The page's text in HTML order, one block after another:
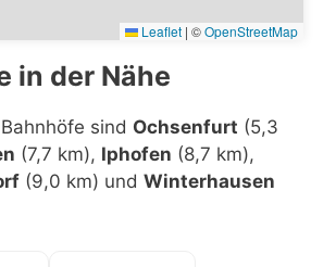
Leaflet | ©OpenStreetMap
in der Nähe
sind Ochsenfurt (5,3
(7,7 km), Iphofen (8,7 km),
(9,0 km) und Winterhausen